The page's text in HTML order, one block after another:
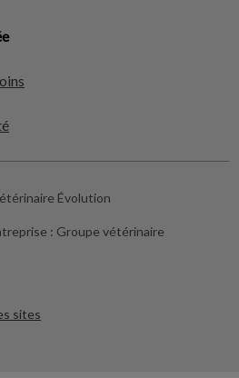
Évolution
: Groupe vétérinaire
sites